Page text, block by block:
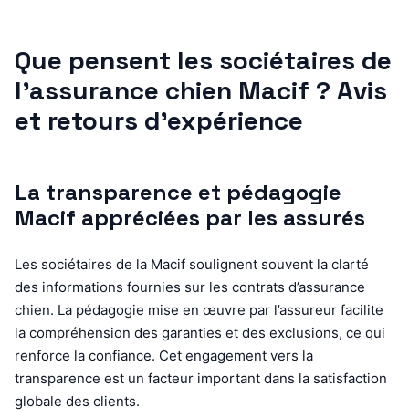
Que pensent les sociétaires de
l’assurance chien Macif ? Avis
et retours d’expérience
La transparence et pédagogie
Macif appréciées par les assurés
Les sociétaires de la Macif soulignent souvent la clarté
des informations fournies sur les contrats d’assurance
chien. La pédagogie mise en œuvre par l’assureur facilite
la compréhension des garanties et des exclusions, ce qui
renforce la confiance. Cet engagement vers la
transparence est un facteur important dans la satisfaction
globale des clients.